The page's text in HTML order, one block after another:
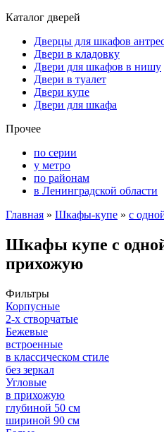
Каталог дверей
Дверцы для шкафов
Двери в кладовку
Двери для шкафов в нишу
Двери в туалет
Двери купе
Двери для шкафа
Прочее
по серии
у метро
по районам
в Ленинградской области
Главная » Шкафы-купе » с
Шкафы купе с
прихожую
Фильтры
Корпусные
2-х створчатые
Бежевые
встроенные
в классическом стиле
без зеркал
Угловые
в прихожую
глубиной 50 см
шириной 90 см